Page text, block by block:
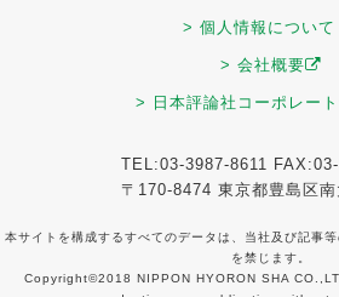
> 個人情報について
> 会社概要
> 日本評論社コーポレート
TEL:03-3987-8611
〒170-8474 東京都豊島区
本サイトを構成するすべてのデータは、当社及び記事
を禁じます。
Copyright©2018 NIPPON HYORON SHA